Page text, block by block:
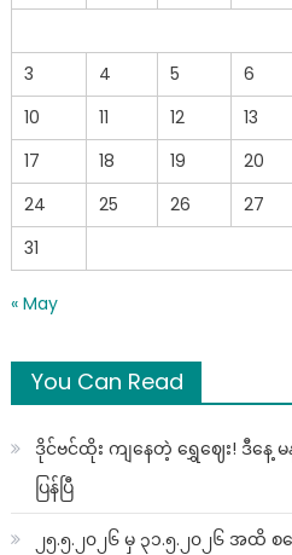
3
4 5 6
10
11 12 13
17
18 19 20
24
25 26 27
31
« May
You Can Read
ဒိုင်ဗင်ထိုး ကျနေတဲ့ ရွှေဈေး! ဒီနေ့
ပြန်ပြီ
၂၅.၅.၂၀၂၆ မှ ၃၁.၅.၂၀၂၆ အထိ